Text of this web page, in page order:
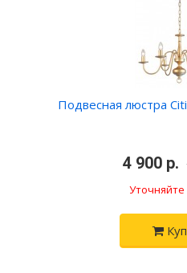
Подвесная люстра
4 900 р.